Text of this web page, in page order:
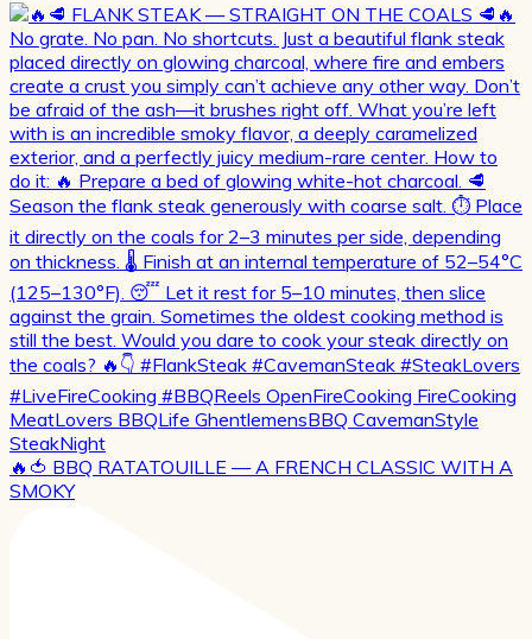
🔥🍅 BBQ RATATOUILLE — A FRENCH CLASSIC WITH A
SMOKY